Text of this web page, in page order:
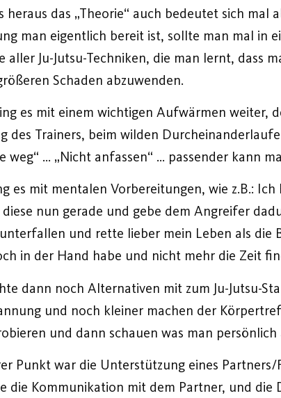
heraus das „Theorie“ auch bedeutet sich
man eigentlich bereit ist, sollte man mal in
aller Ju-Jutsu-Techniken, die man lernt, dass
Schaden abzuwenden.
es mit einem wichtigen Aufwärmen
des Trainers, beim wilden
weg“ … „Nicht anfassen“ … passender kann
es mit mentalen Vorbereitungen, wie z.B.:
diese nun gerade und gebe dem Angreifer
und rette lieber mein Leben als
in der Hand habe und nicht mehr die Zeit
dann noch Alternativen mit zum Ju-Jutsu-
und noch kleiner machen der
und dann schauen was man
Punkt war die Unterstützung eines
die Kommunikation mit dem Partner, und die